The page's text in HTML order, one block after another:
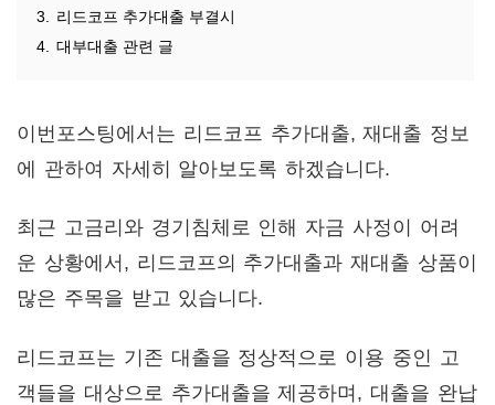
3.
리드코프 추가대출 부결시
4.
대부대출 관련 글
이번포스팅에서는 리드코프 추가대출, 재대출 정보
에 관하여 자세히 알아보도록 하겠습니다.
최근 고금리와 경기침체로 인해 자금 사정이 어려
운 상황에서, 리드코프의 추가대출과 재대출 상품이
많은 주목을 받고 있습니다.
리드코프는 기존 대출을 정상적으로 이용 중인 고
객들을 대상으로 추가대출을 제공하며, 대출을 완납